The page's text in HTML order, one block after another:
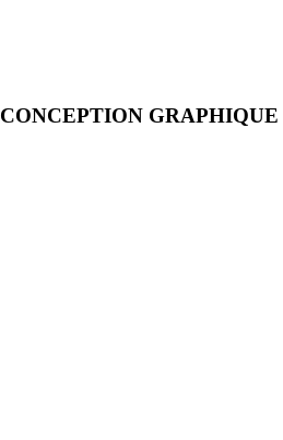
CONCEPTION GRAPHIQUE